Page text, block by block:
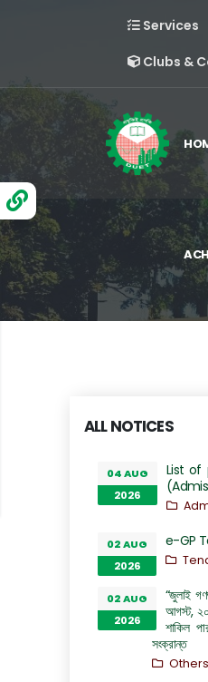
Services
Clubs &
ALL NOTICES
04 AUG
2026
List of
02 AUG
2026
e-GP
02 AUG
2026
“জুলাই
আগস্ট,
শাকিল
সংক্রান্ত
Others